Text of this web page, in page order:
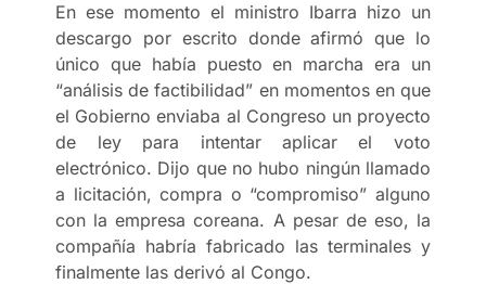
En ese momento el ministro Ibarra hizo un
descargo por escrito donde afirmó que lo
único que había puesto en marcha era un
“análisis de factibilidad” en momentos en que
el Gobierno enviaba al Congreso un proyecto
de ley para intentar aplicar el voto
electrónico. Dijo que no hubo ningún llamado
a licitación, compra o “compromiso” alguno
con la empresa coreana. A pesar de eso, la
compañía habría fabricado las terminales y
finalmente las derivó al Congo.